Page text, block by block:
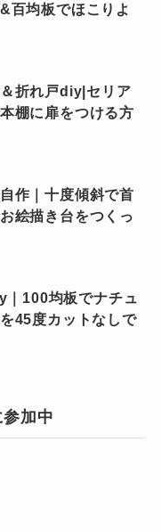
百均板でほこりよ
折れ戸diy|セリア
棚に扉をつける方
作｜十度傾斜で首
絵描き台をつくっ
｜100均板でナチュ
45度カットなしで
加中